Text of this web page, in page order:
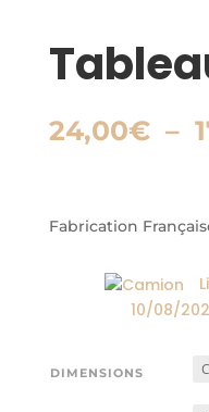
24,00€ –
Fabrication
10/08/
DIMENSIONS